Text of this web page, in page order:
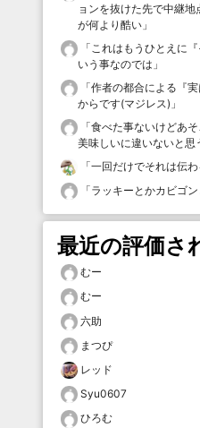
ョンを抜けた先で中継
が何より酷い 」
「 これはもうひとえに
いう事なのでは 」
「作者の都合による『
からです(マジレス) 」
「食べた事ないけどあ
美味しいに違いないと
「一回だけでそれは伝わ
「ラッキーとかカビゴ
最近の評価さ
むー
むー
六助
まつぴ
レッド
Syu0607
ひろむ